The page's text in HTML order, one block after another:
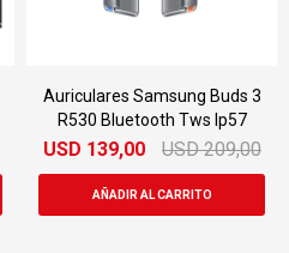
Auriculares Samsung Buds 3
R530 Bluetooth Tws Ip57
USD 139,00 USD 209,00